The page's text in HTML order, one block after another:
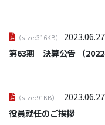
2023.06.27
第63期 決算公告 （2022
（size:316KB）
2023.06.27
役員就任のご挨拶
（size:91KB）